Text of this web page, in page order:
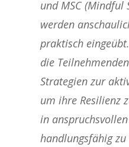
und MSC (Mindful
werden
praktisch
die
Strategien zur
um ihre Resilienz
in
handlungsfähig zu